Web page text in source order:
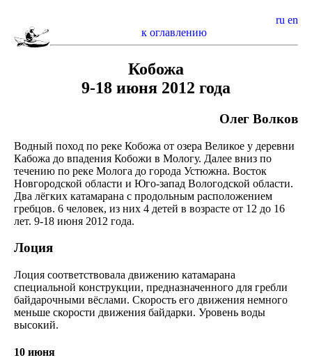
ru en
к оглавлению
Кобожа
9-18 июня 2012 года
Олег Волков
Водный поход по реке Кобожа от озера Великое у деревни
Кабожа до впадения Кобожи в Мологу. Далее вниз по
течению по реке Молога до города Устюжна. Восток
Новгородской области и Юго-запад Вологодской области.
Два лёгких катамарана с продольным расположением
гребцов. 6 человек, из них 4 детей в возрасте от 12 до 16
лет. 9-18 июня 2012 года.
Лоция
Лоция соответствовала движению катамарана
специальной конструкции, предназначенного для гребли
байдарочными вёслами. Скорость его движения немного
меньше скорости движения байдарки. Уровень воды
высокий.
10 июня